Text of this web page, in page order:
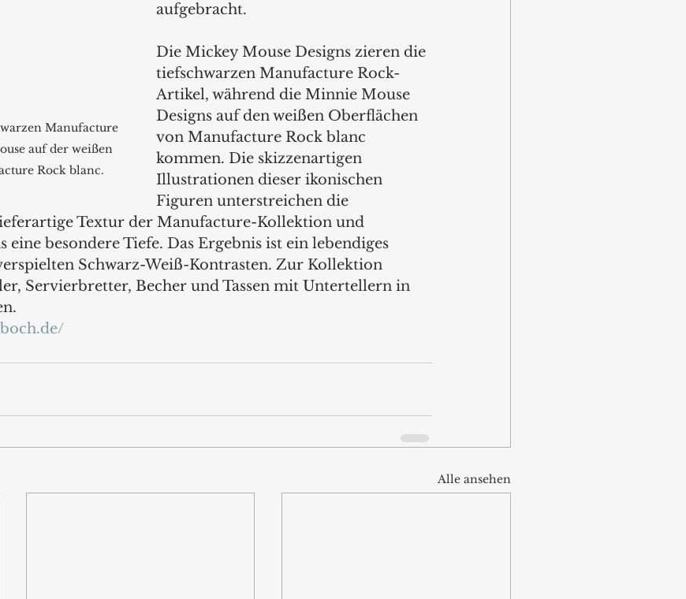
Manufacture
auf der weißen
Rock blanc.
aufgebracht.
Die Mickey Mouse Designs zieren die
tiefschwarzen Manufacture Rock-
Artikel, während die Minnie Mouse
Designs auf den weißen Oberflächen
von Manufacture Rock blanc
kommen. Die skizzenartigen
Illustrationen dieser ikonischen
Figuren unterstreichen die
Textur der Manufacture-Kollektion und
eine besondere Tiefe. Das Ergebnis ist ein lebendiges
Schwarz-Weiß-Kontrasten. Zur Kollektion
Servierbretter, Becher und Tassen mit Untertellern in
Alle ansehen